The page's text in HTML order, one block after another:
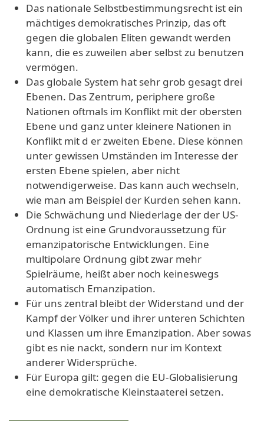
Das nationale Selbstbestimmungsrecht ist ein
mächtiges demokratisches Prinzip, das oft
gegen die globalen Eliten gewandt werden
kann, die es zuweilen aber selbst zu benutzen
vermögen.
Das globale System hat sehr grob gesagt drei
Ebenen. Das Zentrum, periphere große
Nationen oftmals im Konflikt mit der obersten
Ebene und ganz unter kleinere Nationen in
Konflikt mit d er zweiten Ebene. Diese können
unter gewissen Umständen im Interesse der
ersten Ebene spielen, aber nicht
notwendigerweise. Das kann auch wechseln,
wie man am Beispiel der Kurden sehen kann.
Die Schwächung und Niederlage der der US-
Ordnung ist eine Grundvoraussetzung für
emanzipatorische Entwicklungen. Eine
multipolare Ordnung gibt zwar mehr
Spielräume, heißt aber noch keineswegs
automatisch Emanzipation.
Für uns zentral bleibt der Widerstand und der
Kampf der Völker und ihrer unteren Schichten
und Klassen um ihre Emanzipation. Aber sowas
gibt es nie nackt, sondern nur im Kontext
anderer Widersprüche.
Für Europa gilt: gegen die EU-Globalisierung
eine demokratische Kleinstaaterei setzen.